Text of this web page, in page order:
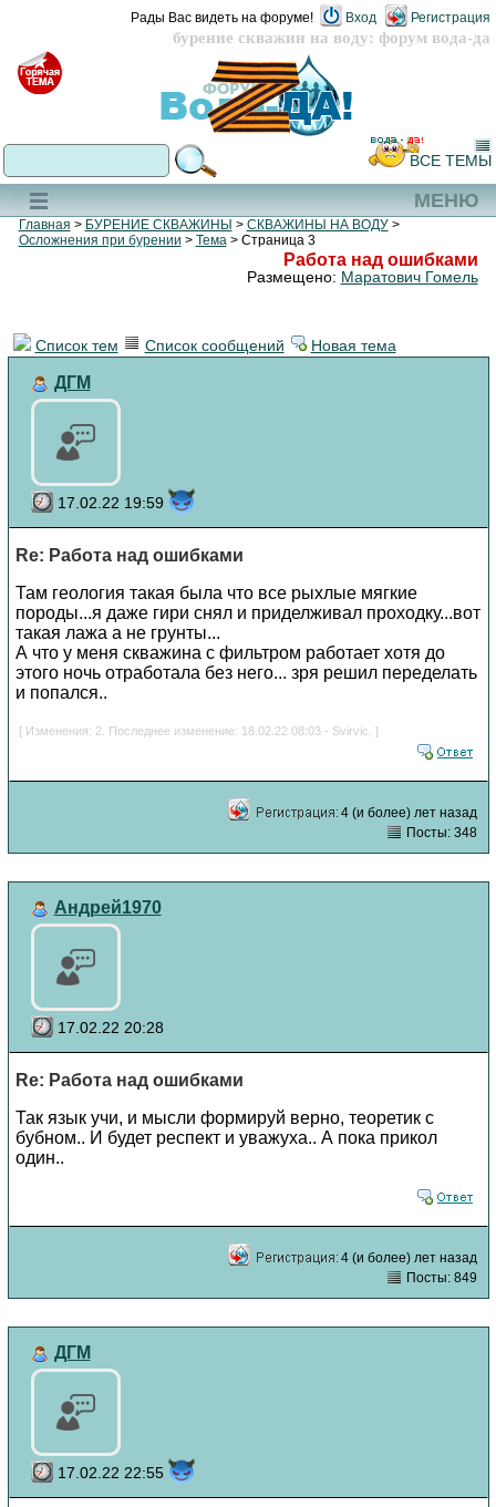
бурение скважин на воду: форум вода-да
Рады Вас видеть на форуме! Вход Регистрация
МЕНЮ
ВСЕ ТЕМЫ
Главная > БУРЕНИЕ СКВАЖИНЫ > СКВАЖИНЫ НА ВОДУ>
Осложнения при бурении > Тема> Страница 3
Работа над ошибками
Размещено: Маратович Гомель
Список тем Список сообщений Новая тема
ДГМ
17.02.22 19:59
Re: Работа над ошибками
Там геология такая была что все рыхлые мягкие
породы...я даже гири снял и приделживал проходку...вот
такая лажа а не грунты...
А что у меня скважина с фильтром работает хотя до
этого ночь отработала без него... зря решил переделать
и попался..
[ Изменения: 2. Последнее изменение: 18.02.22 08:03 - Svirvic. ]
4 (и более) лет назад
Посты: 348
Андрей1970
17.02.22 20:28
Re: Работа над ошибками
Так язык учи, и мысли формируй верно, теоретик с
бубном.. И будет респект и уважуха.. А пока прикол
один..
4 (и более) лет назад
Посты: 849
ДГМ
17.02.22 22:55